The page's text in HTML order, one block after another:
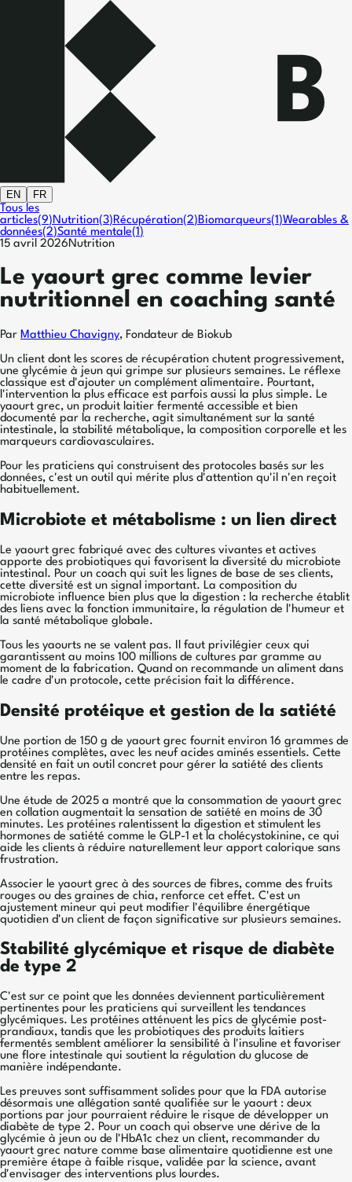
EN
FR
Tous les
articles(9)Nutrition(3)Récupération(2)Biomarqueurs(1)Wearables &
données(2)Santé mentale(1)
15 avril 2026Nutrition
Le yaourt grec comme levier
nutritionnel en coaching santé
Par Matthieu Chavigny, Fondateur de Biokub
Un client dont les scores de récupération chutent progressivement,
une glycémie à jeun qui grimpe sur plusieurs semaines. Le réflexe
classique est d'ajouter un complément alimentaire. Pourtant,
l'intervention la plus efficace est parfois aussi la plus simple. Le
yaourt grec, un produit laitier fermenté accessible et bien
documenté par la recherche, agit simultanément sur la santé
intestinale, la stabilité métabolique, la composition corporelle et les
marqueurs cardiovasculaires.
Pour les praticiens qui construisent des protocoles basés sur les
données, c'est un outil qui mérite plus d'attention qu'il n'en reçoit
habituellement.
Microbiote et métabolisme : un lien direct
Le yaourt grec fabriqué avec des cultures vivantes et actives
apporte des probiotiques qui favorisent la diversité du microbiote
intestinal. Pour un coach qui suit les lignes de base de ses clients,
cette diversité est un signal important. La composition du
microbiote influence bien plus que la digestion : la recherche établit
des liens avec la fonction immunitaire, la régulation de l'humeur et
la santé métabolique globale.
Tous les yaourts ne se valent pas. Il faut privilégier ceux qui
garantissent au moins 100 millions de cultures par gramme au
moment de la fabrication. Quand on recommande un aliment dans
le cadre d'un protocole, cette précision fait la différence.
Densité protéique et gestion de la satiété
Une portion de 150 g de yaourt grec fournit environ 16 grammes de
protéines complètes, avec les neuf acides aminés essentiels. Cette
densité en fait un outil concret pour gérer la satiété des clients
entre les repas.
Une étude de 2025 a montré que la consommation de yaourt grec
en collation augmentait la sensation de satiété en moins de 30
minutes. Les protéines ralentissent la digestion et stimulent les
hormones de satiété comme le GLP-1 et la cholécystokinine, ce qui
aide les clients à réduire naturellement leur apport calorique sans
frustration.
Associer le yaourt grec à des sources de fibres, comme des fruits
rouges ou des graines de chia, renforce cet effet. C'est un
ajustement mineur qui peut modifier l'équilibre énergétique
quotidien d'un client de façon significative sur plusieurs semaines.
Stabilité glycémique et risque de diabète
de type 2
C'est sur ce point que les données deviennent particulièrement
pertinentes pour les praticiens qui surveillent les tendances
glycémiques. Les protéines atténuent les pics de glycémie post-
prandiaux, tandis que les probiotiques des produits laitiers
fermentés semblent améliorer la sensibilité à l'insuline et favoriser
une flore intestinale qui soutient la régulation du glucose de
manière indépendante.
Les preuves sont suffisamment solides pour que la FDA autorise
désormais une allégation santé qualifiée sur le yaourt : deux
portions par jour pourraient réduire le risque de développer un
diabète de type 2. Pour un coach qui observe une dérive de la
glycémie à jeun ou de l'HbA1c chez un client, recommander du
yaourt grec nature comme base alimentaire quotidienne est une
première étape à faible risque, validée par la science, avant
d'envisager des interventions plus lourdes.